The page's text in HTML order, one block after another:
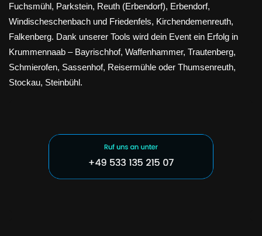
Fuchsmühl, Parkstein, Reuth (Erbendorf), Erbendorf,
Windischeschenbach und Friedenfels, Kirchendemenreuth,
Falkenberg. Dank unserer Tools wird dein Event ein Erfolg in
Krummennaab – Bayrischhof, Waffenhammer, Trautenberg,
Schmierofen, Sassenhof, Reisermühle oder Thumsenreuth,
Stockau, Steinbühl.